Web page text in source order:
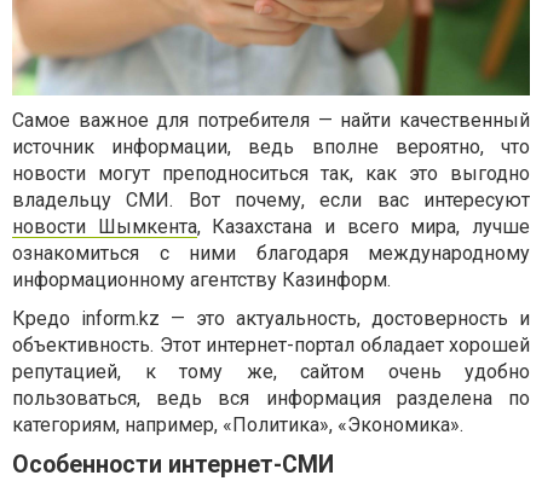
Самое важное для потребителя — найти качественный
источник информации, ведь вполне вероятно, что
новости могут преподноситься так, как это выгодно
владельцу СМИ. Вот почему, если вас интересуют
новости Шымкента, Казахстана и всего мира, лучше
ознакомиться с ними благодаря международному
информационному агентству Казинформ.
Кредо inform.kz — это актуальность, достоверность и
объективность. Этот интернет-портал обладает хорошей
репутацией, к тому же, сайтом очень удобно
пользоваться, ведь вся информация разделена по
категориям, например, «Политика», «Экономика».
Особенности интернет-СМИ